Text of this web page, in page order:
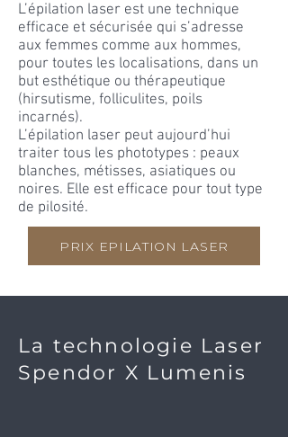
L’épilation laser est une technique
efficace et sécurisée qui s’adresse
aux femmes comme aux hommes,
pour toutes les localisations, dans un
but esthétique ou thérapeutique
(hirsutisme, folliculites, poils
incarnés).
L’épilation laser peut aujourd’hui
traiter tous les phototypes : peaux
blanches, métisses, asiatiques ou
noires. Elle est efficace pour tout type
de pilosité.
PRIX EPILATION LASER
La technologie Laser
Spendor X Lumenis